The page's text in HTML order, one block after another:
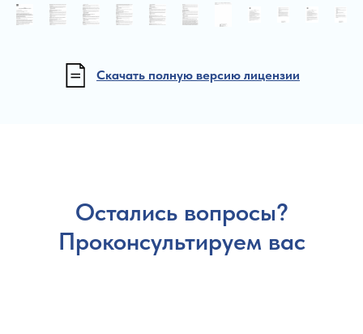
Скачать полную версию лицензии
Остались вопросы?
Проконсультируем вас